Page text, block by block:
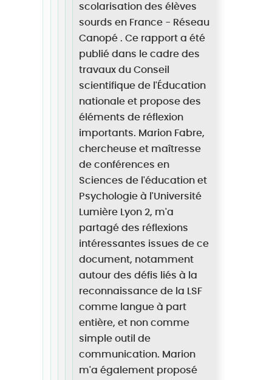
scolarisation des élèves
sourds en France - Réseau
Canopé . Ce rapport a été
publié dans le cadre des
travaux du Conseil
scientifique de l'Éducation
nationale et propose des
éléments de réflexion
importants. Marion Fabre,
chercheuse et maîtresse
de conférences en
Sciences de l'éducation et
Psychologie à l'Université
Lumière Lyon 2, m'a
partagé des réflexions
intéressantes issues de ce
document, notamment
autour des défis liés à la
reconnaissance de la LSF
comme langue à part
entière, et non comme
simple outil de
communication. Marion
m'a également proposé